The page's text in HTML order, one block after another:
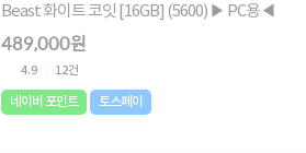
Beast 화이트 코잇 [16GB] (5600) ▶ PC용◀
489,000원
4.9 12건
네이버 포인트 토스페이